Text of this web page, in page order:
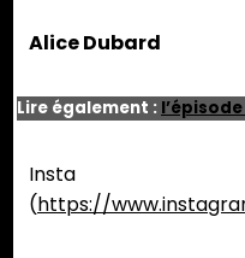
Alice Dubard
Lire également : l’épisode
Insta
(https://